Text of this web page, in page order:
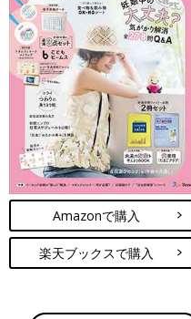
Amazonで購入
楽天ブックスで購入